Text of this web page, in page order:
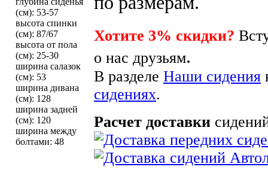
(см): 53-57
высота спинки
(см): 87/67
высота от пола
(см): 25-30
ширина салазок
(см): 53
ширина дивана
(см): 128
ширина задней
(см): 120
ширина между
болтами: 48
Хотите 3% скидки?
о нас друзьям.
В разделе Наши сидения
сидениях.
Расчет доставки